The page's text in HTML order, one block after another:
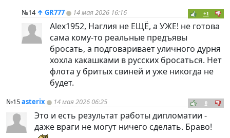
№14 ↑ GR777 14 мая 2026 16:16 +1
Alex1952, Наглия не ЕЩЁ, а УЖЕ! не готова
сама кому-то реальные предъявы
бросать, а подговаривает уличного дурня
хохла какашками в русских бросаться. Нет
флота у бритых свиней и уже никогда не
будет.
№15asterix 14 мая 2026 06:25 0
Это и есть результат работы дипломатии -
даже враги не могут ничего сделать. Браво!